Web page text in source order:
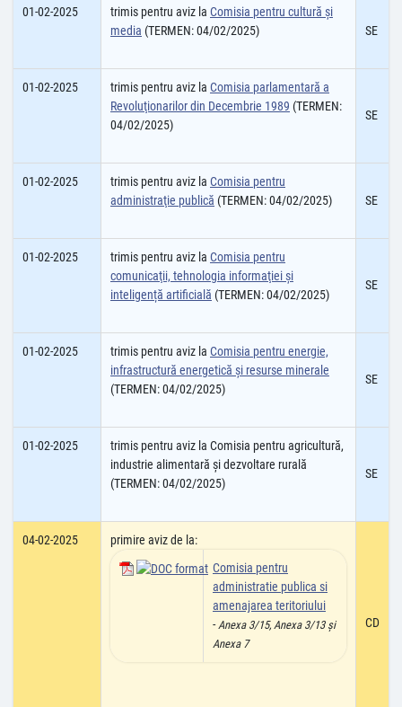
01-02-2025 trimis pentru aviz la Comisia pentru cultură şi
media (TERMEN: 04/02/2025) SE
01-02-2025 trimis pentru aviz la Comisia parlamentară a
Revoluţionarilor din Decembrie 1989 (TERMEN:
04/02/2025)
SE
01-02-2025 trimis pentru aviz la Comisia pentru
administraţie publică (TERMEN: 04/02/2025) SE
01-02-2025 trimis pentru aviz la Comisia pentru
comunicaţii, tehnologia informaţiei și
inteligență artificială (TERMEN: 04/02/2025)
SE
01-02-2025 trimis pentru aviz la Comisia pentru energie,
infrastructură energetică şi resurse minerale
(TERMEN: 04/02/2025)
SE
01-02-2025
trimis pentru aviz la Comisia pentru agricultură,
industrie alimentară şi dezvoltare rurală
(TERMEN: 04/02/2025)
SE
04-02-2025
primire aviz de la:
Comisia pentru
administratie publica si
amenajarea teritoriului
-Anexa 3/15, Anexa 3/13 și
Anexa 7
CD